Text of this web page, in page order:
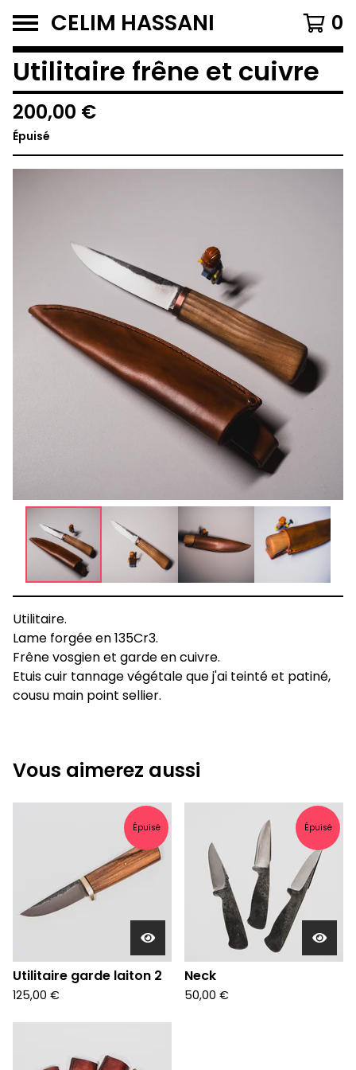
CELIM HASSANI 0
Utilitaire frêne et cuivre
200,00 €
Épuisé
Utilitaire.
Lame forgée en 135Cr3.
Frêne vosgien et garde en cuivre.
Etuis cuir tannage végétale que j'ai teinté et patiné,
cousu main point sellier.
Vous aimerez aussi
Épuisé
Utilitaire garde laiton 2
125,00 €
Épuisé
Neck
50,00 €